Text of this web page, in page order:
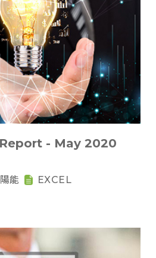
- May 2020
能 EXCEL